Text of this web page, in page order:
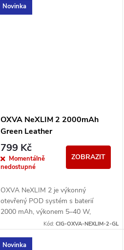
režimy...
Novinka
OXVA NeXLIM 2 2000mAh
Green Leather
799 Kč
Momentálně
nedostupné
ZOBRAZIT
OXVA NeXLIM 2 je výkonný
otevřený POD systém s baterií
2000 mAh, výkonem 5–40 W,
rychlým nabíjením 5V/3A a
technologií Dual Mesh....
Kód: CIG-OXVA-NEXLIM-2-GL
Novinka